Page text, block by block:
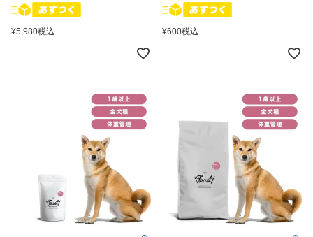
¥5,980税込 ¥600税込